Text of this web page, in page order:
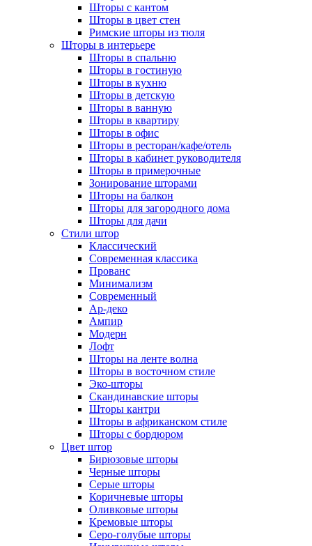
Шторы с кантом
Шторы в цвет стен
Римские шторы из тюля
Шторы в интерьере
Шторы в спальню
Шторы в гостиную
Шторы в кухню
Шторы в детскую
Шторы в ванную
Шторы в квартиру
Шторы в офис
Шторы в ресторан/кафе/отель
Шторы в кабинет руководителя
Шторы в примерочные
Зонирование шторами
Шторы на балкон
Шторы для загородного дома
Шторы для дачи
Стили штор
Классический
Современная классика
Прованс
Минимализм
Современный
Ар-деко
Ампир
Модерн
Лофт
Шторы на ленте волна
Шторы в восточном стиле
Эко-шторы
Скандинавские шторы
Шторы кантри
Шторы в африканском стиле
Шторы с бордюром
Цвет штор
Бирюзовые шторы
Черные шторы
Серые шторы
Коричневые шторы
Оливковые шторы
Кремовые шторы
Серо-голубые шторы